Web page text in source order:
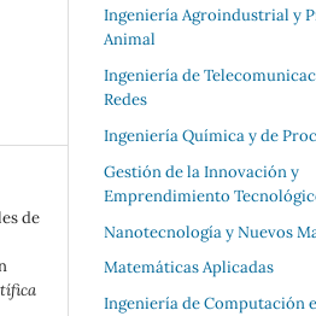
de
Ingeniería Agroindustrial y
Animal
Ingeniería de
Redes
Ingeniería Química y de
Gestión de la Innovación y
Emprendimiento
Nanotecnología y Nuevos
Matemáticas Aplicadas
Ingeniería de Computación e